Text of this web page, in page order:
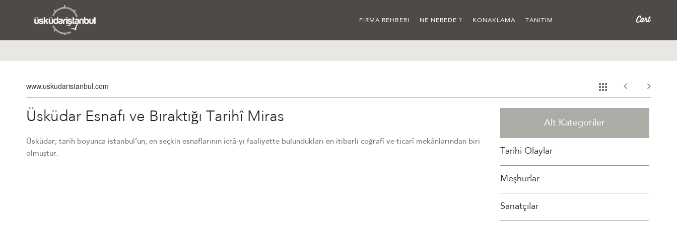
FIRMA REHBERI NE NEREDE ? KONAKLAMA TANITIM
www.uskudaristanbul.com
Üsküdar Esnafı ve Bıraktığı Tarihî Miras
Üsküdar; tarih boyunca istanbul’un, en seçkin esnaflarının icrâ-yı faaliyette bulundukları en itibarlı coğrafî ve ticarî mekânlarından biri
olmuştur.
Alt Kategoriler
Tarihi Olaylar
Meşhurlar
Sanatçılar